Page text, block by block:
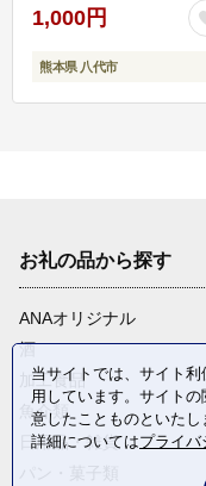
1,000円
熊本県 八代市
お礼の品から探す
ANAオリジナル
酒
加工食品
魚介類
日用品・雑貨
当サイトでは、サイト
用しています。サイト
意したことものといたし
詳細についてはプライバ